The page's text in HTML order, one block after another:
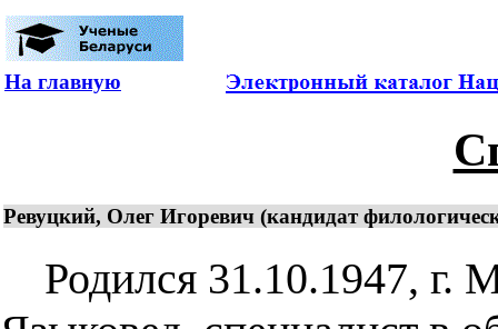
На главную
Ревуцкий, Олег Игоревич (кандидат
Родился 31.10.1947, г.